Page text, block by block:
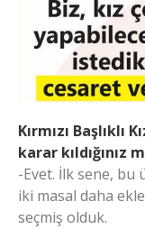
Kırmızı
karar kıldığınız
-Evet. İlk sene, bu
iki masal daha
seçmiş olduk.